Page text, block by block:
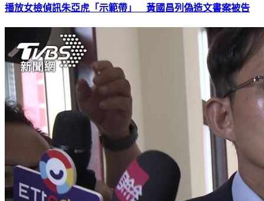
播放女檢偵訊朱亞虎「示範帶」 黃國昌列偽造文書案被告